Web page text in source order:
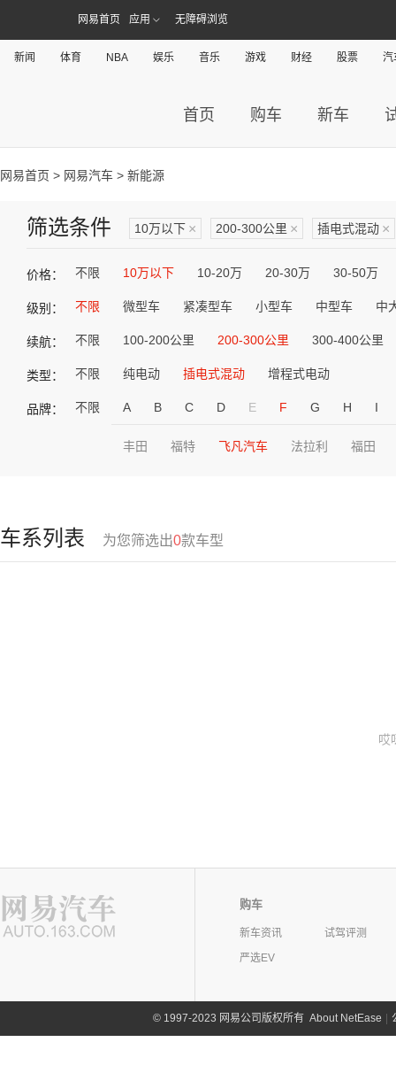
网易首页 应用 无障碍浏览
新闻 体育 NBA 娱乐 音乐 游戏 财经 股票 汽
首页 购车 新车
网易首页 > 网易汽车 > 新能源
筛选条件 10万以下 × 200-300公里 × 插电式混动 ×
价格： 不限 10万以下 10-20万 20-30万 30-50万
级别： 不限 微型车 紧凑型车 小型车 中型车 中
续航： 不限 100-200公里 200-300公里 300-400公里
类型： 不限 纯电动 插电式混动 增程式电动
品牌： 不限 A B C D E F G H I
丰田 福特 飞凡汽车 法拉利 福田
车系列表 为您筛选出0款车型
哎
购车
新车资讯
试驾评测
严选EV
©1997-2023 网易公司版权所有 About NetEase